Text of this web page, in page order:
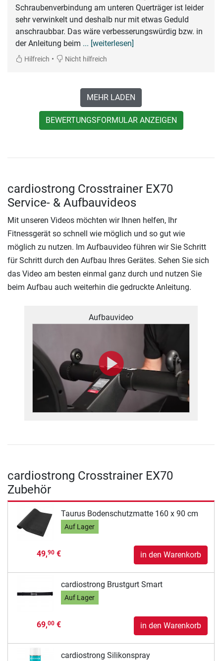
Schraubenverbindung am unteren Querträger ist leider
sehr verwinkelt und deshalb nur mit etwas Geduld
anschraubbar. Das wäre verbesserungswürdig bzw. in
der Anleitung beim ... [weiterlesen]
Hilfreich • Nicht hilfreich
MEHR LADEN
BEWERTUNGSFORMULAR ANZEIGEN
cardiostrong Crosstrainer EX70
Service- & Aufbauvideos
Mit unseren Videos möchten wir Ihnen helfen, Ihr
Fitnessgerät so schnell wie möglich und so gut wie
möglich zu nutzen. Im Aufbauvideo führen wir Sie Schritt
für Schritt durch den Aufbau Ihres Gerätes. Sehen Sie sich
das Video am besten einmal ganz durch und nutzen Sie
beim Aufbau auch weiterhin die gedruckte Anleitung.
Aufbauvideo
cardiostrong Crosstrainer EX70
Zubehör
Taurus Bodenschutzmatte 160 x 90 cm
Auf Lager
49,90€ in den Warenkorb
cardiostrong Brustgurt Smart
Auf Lager
69,00€ in den Warenkorb
cardiostrong Silikonspray